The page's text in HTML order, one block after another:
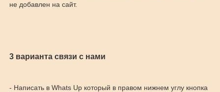
не добавлен на сайт.
3 варианта связи с нами
- Написать в Whats Up который в правом нижнем углу кнопка